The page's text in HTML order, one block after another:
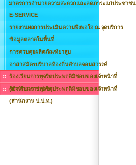
มาตรการอำนวยความสะดวกและลดภาระแก่ประชาชน
E-SERVICE
รายงานผลการประเมินความพึงพอใจ ณ จุดบริการ
ข้อมูลตลาดในพื้นที่
การควบคุมผลิตภัณฑ์ยาสูบ
อาสาสมัครบริบาลท้องถิ่นตำบลจอมสวรรค์
ร้องเรียนการทุจริตประพฤติมิชอบของเจ้าหน้าที่
(สำนักงาน ป.ป.ช.)
ร้องเรียนการทุจริตประพฤติมิชอบของเจ้าหน้าที่
(สำนักงาน ป.ป.ท.)